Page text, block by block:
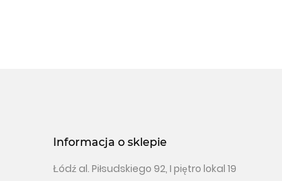
Informacja o sklepie
Łódź al. Piłsudskiego 92, I piętro lokal 19